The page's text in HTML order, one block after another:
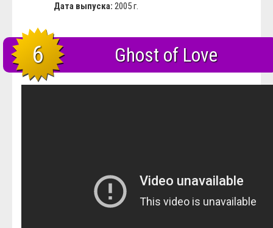
Дата выпуска: 2005 г.
6 Ghost of Love